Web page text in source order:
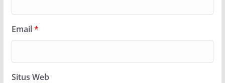
Email*
Situs Web